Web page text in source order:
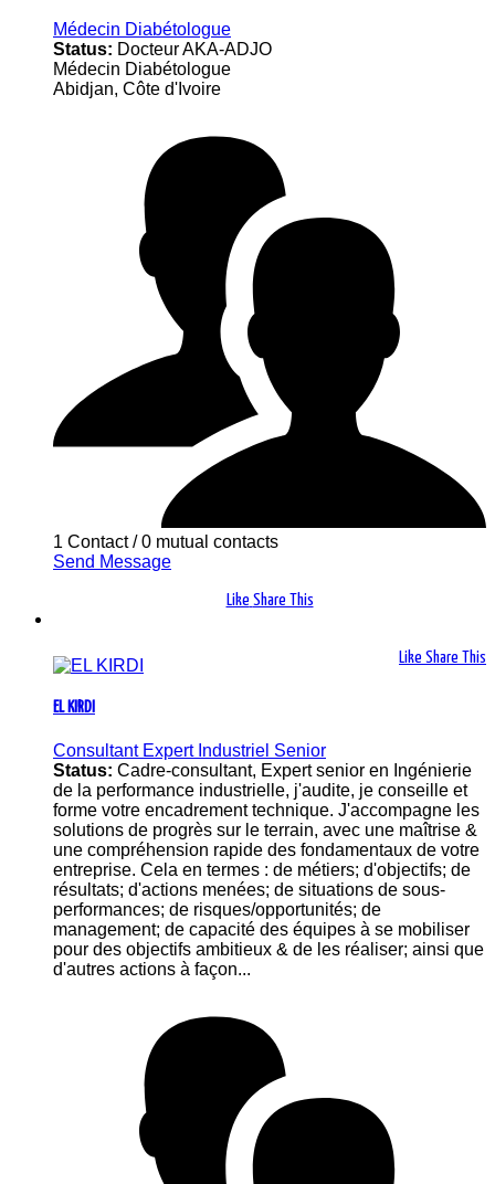
Médecin Diabétologue
Status: Docteur AKA-ADJO
Médecin Diabétologue
Abidjan, Côte d'Ivoire
1 Contact/0 mutual contacts
Send Message
Like Share This
Like Share This
EL KIRDI
Consultant Expert Industriel Senior
Status: Cadre-consultant, Expert senior en Ingénierie
de la performance industrielle, j'audite, je conseille et
forme votre encadrement technique. J'accompagne les
solutions de progrès sur le terrain, avec une maîtrise &
une compréhension rapide des fondamentaux de votre
entreprise. Cela en termes : de métiers; d'objectifs; de
résultats; d'actions menées; de situations de sous-
performances; de risques/opportunités; de
management; de capacité des équipes à se mobiliser
pour des objectifs ambitieux & de les réaliser; ainsi que
d'autres actions à façon...